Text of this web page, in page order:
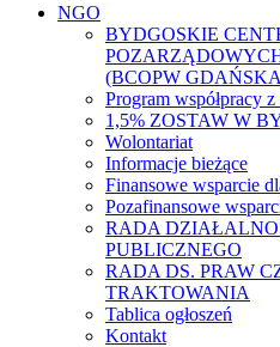
NGO
BYDGOSKIE
(BCOPW
Program współpracy
1,5% ZOSTAW W
Wolontariat
Informacje bieżące
Finansowe wsparcie
Pozafinansowe
RADA
PUBLICZNEGO
RADA DS. PRAW
TRAKTOWANIA
Tablica ogłoszeń
Kontakt